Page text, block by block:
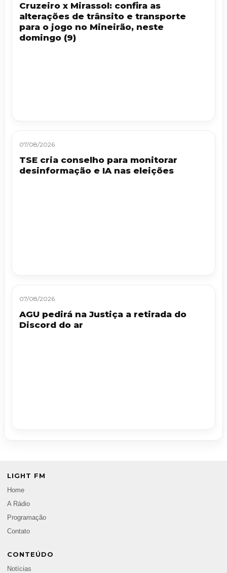
Cruzeiro x Mirassol: confira as
alterações de trânsito e transporte
para o jogo no Mineirão, neste
domingo (9)
07/08/2026
TSE cria conselho para monitorar
desinformação e IA nas eleições
07/08/2026
AGU pedirá na Justiça a retirada do
Discord do ar
LIGHT FM
Home
A Rádio
Programação
Contato
CONTEÚDO
Notícias